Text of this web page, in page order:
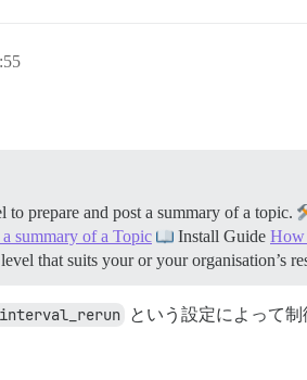
to prepare and post a summary of a topic.
summary of a Topic
Install Guide How
that suits your or your organisation’s
という設定によって